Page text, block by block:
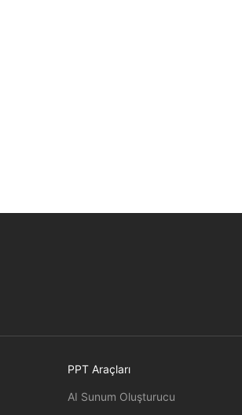
PPT Araçları
AI Sunum Oluşturucu